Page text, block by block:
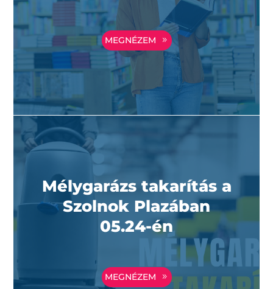
MEGNÉZEM
Mélygarázs takarítás a
Szolnok Plazában
05.24-én
MEGNÉZEM